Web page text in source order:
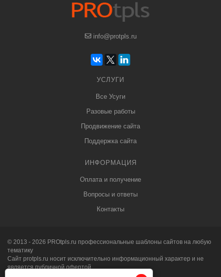
info@protpls.ru
УСЛУГИ
Все Усуги
Разовые работы
Продвижение сайта
Поддержка сайта
ИНФОРМАЦИЯ
Оплата и получение
Вопросы и ответы
Контакты
© 2013 - 2026 PROtpls.ru профессиональные шаблоны сайтов на любую
тематику
Сайт protpls.ru носит исключительно информационный характер и не
является публичной офертой,
определяемой положениями Статьи 437 (2) ГК РФ.